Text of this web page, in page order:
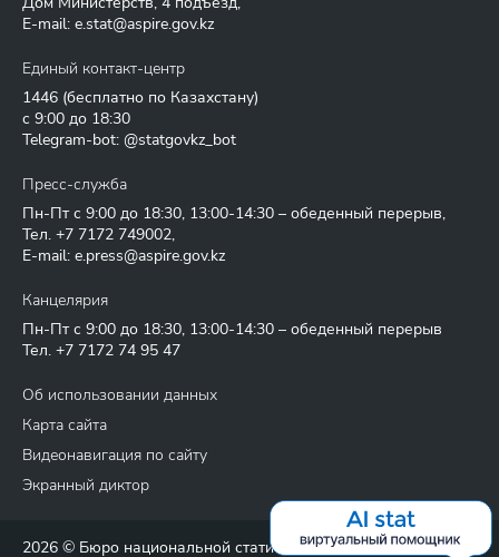
E-mail: e.stat@aspire.gov.kz
Единый контакт-центр
1446 (бесплатно по Казахстану)
с 9:00 до 18:30
Telegram-bot: @statgovkz_bot
Пресс-служба
Пн-Пт с 9:00 до 18:30, 13:00-14:30 – обеденный перерыв,
Тел. +7 7172 749002,
E-mail: e.press@aspire.gov.kz
Канцелярия
Пн-Пт с 9:00 до 18:30, 13:00-14:30 – обеденный перерыв
Тел. +7 7172 74 95 47
Об использовании данных
Карта сайта
Видеонавигация по сайту
Экранный диктор
2026 © Бюро национальной статистики Агентства по